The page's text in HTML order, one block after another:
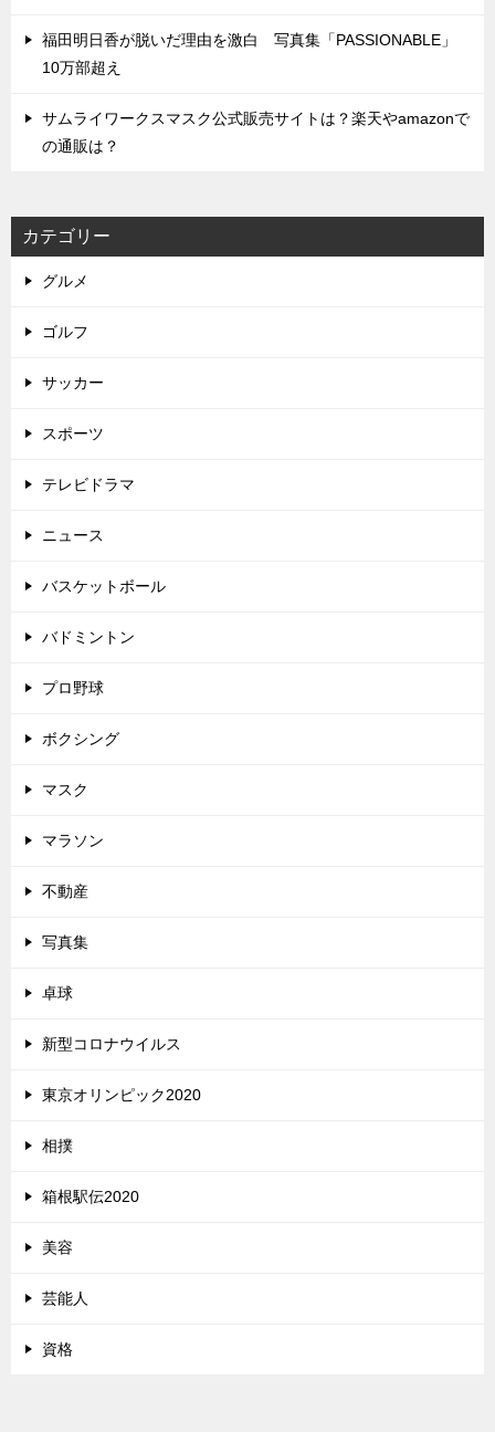
福田明日香が脱いだ理由を激白 写真集「PASSIONABLE」
10万部超え
サムライワークスマスク公式販売サイトは？楽天やamazonで
の通販は？
カテゴリー
グルメ
ゴルフ
サッカー
スポーツ
テレビドラマ
ニュース
バスケットボール
バドミントン
プロ野球
ボクシング
マスク
マラソン
不動産
写真集
卓球
新型コロナウイルス
東京オリンピック2020
相撲
箱根駅伝2020
美容
芸能人
資格